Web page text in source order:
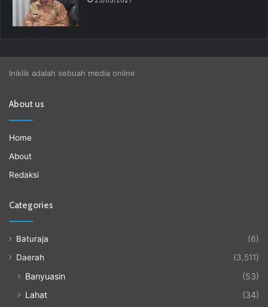
Iniklik adalah sebuah media online
About us
Home
About
Redaksi
Categories
Baturaja
(6)
Daerah
(3,511)
Banyuasin
(53)
Lahat
(34)